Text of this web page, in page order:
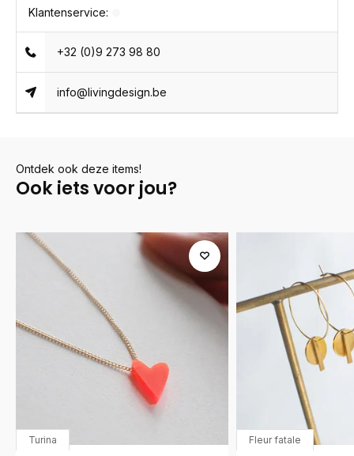
Klantenservice:
+32 (0)9 273 98 80
info@livingdesign.be
Ontdek ook deze items!
Ook iets voor jou?
Turina Fleur fatale